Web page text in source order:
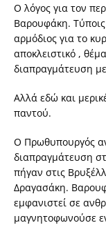
Ο λόγος για τον
Βαρουφάκη.
αρμόδιος για το
αποκλειστικό ,
διαπραγμάτευση
Αλλά εδώ και
παντού.
Ο Πρωθυπουργός
διαπραγμάτευση
πήγαν στις
Δραγασάκη.
εμφανιστεί σε
μαγνητοφωνούσε